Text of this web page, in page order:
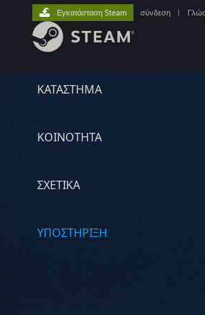
ΚΑΤΑΣΤΗΜΑ
ΚΟΙΝΟΤΗΤΑ
ΣΧΕΤΙΚΆ
ΥΠΟΣΤΗΡΙΞΗ
Εγκατάσταση Steam σύνδεση